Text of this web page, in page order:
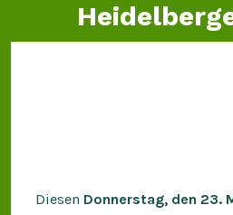
Diesen Donnerstag, den 23.